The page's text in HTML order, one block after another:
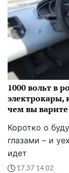
1000 вольт в
электрокары,
чем вы
Коротко о
глазами – и
идет
17:37 14.02